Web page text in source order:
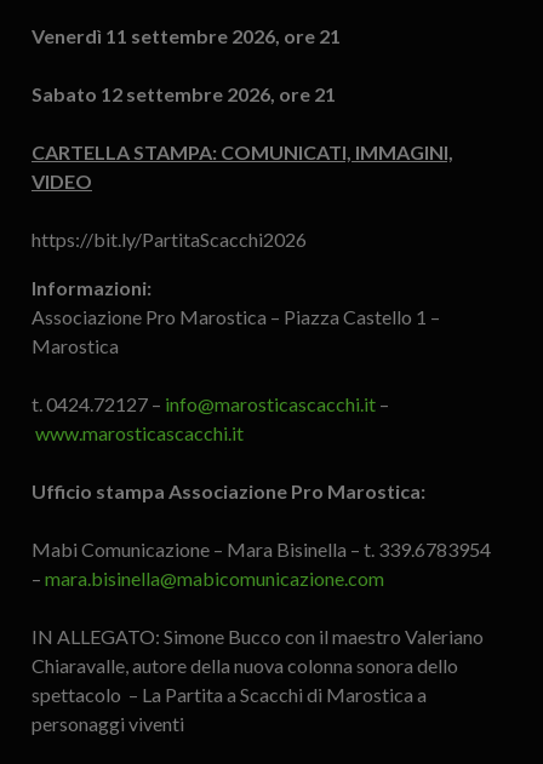
Venerdì 11 settembre 2026, ore 21
Sabato 12 settembre 2026, ore 21
CARTELLA STAMPA: COMUNICATI, IMMAGINI,
VIDEO
https://bit.ly/PartitaScacchi2026
Informazioni:
Associazione Pro Marostica – Piazza Castello 1 –
Marostica
t. 0424.72127 – info@marosticascacchi.it–
www.marosticascacchi.it
Ufficio stampa Associazione Pro Marostica:
Mabi Comunicazione – Mara Bisinella – t. 339.6783954
– mara.bisinella@mabicomunicazione.com
IN ALLEGATO: Simone Bucco con il maestro Valeriano
Chiaravalle, autore della nuova colonna sonora dello
spettacolo – La Partita a Scacchi di Marostica a
personaggi viventi